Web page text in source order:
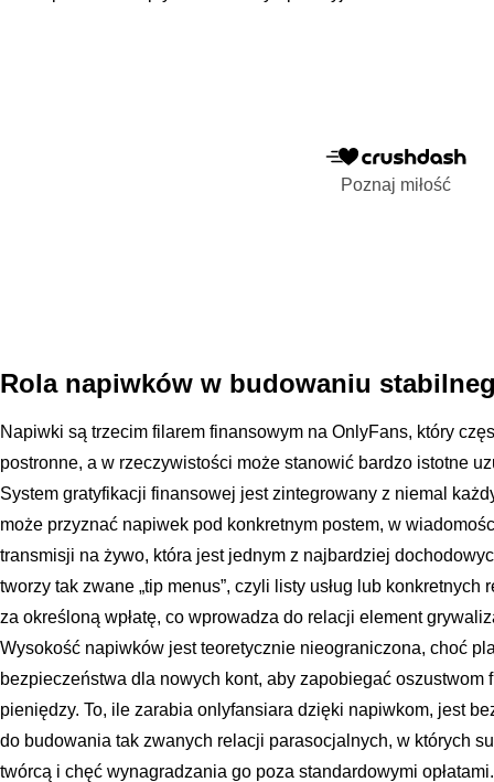
Poznaj miłość
Rola napiwków w budowaniu
Napiwki są trzecim filarem finansowym na OnlyFans, który
postronne, a w rzeczywistości może stanowić bardzo istotne
System gratyfikacji finansowej jest zintegrowany z niemal
może przyznać napiwek pod konkretnym postem, w
transmisji na żywo, która jest jednym z najbardziej
tworzy tak zwane „tip menus”, czyli listy usług lub
za określoną wpłatę, co wprowadza do relacji element
Wysokość napiwków jest teoretycznie nieograniczona, choć
bezpieczeństwa dla nowych kont, aby zapobiegać oszustwom
pieniędzy. To, ile zarabia onlyfansiara dzięki napiwkom, jest
do budowania tak zwanych relacji parasocjalnych, w których
twórcą i chęć wynagradzania go poza standardowymi